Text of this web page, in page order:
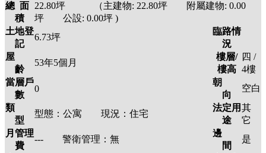
總 面
積
22.80坪 （主建物: 22.80坪 附屬建物: 0.00
坪 公設: 0.00坪 )
土地登
記
6.73坪
臨路情
況
屋
齡
53年5個月
樓層/
樓高
四 /
4樓
當層戶
數
0
朝
向
空白
類
型
型態： 公寓 現況： 住宅
法定用
途
其
它
月管理
費
--- 警衛管理： 無
邊
間
是